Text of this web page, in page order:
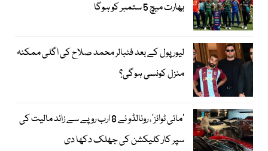
بھارت میچ 5 ستمبر کو ہوگا
لیور پول کے بعد فٹبالر محمد صلاح کی اگلی ممکنہ
منزل کونسی ہوگی؟
’مائی ٹوائز‘، رونالڈو نے 8 ارب روپے سے زائد مالیت کی
سپر کار کلیکشن کی جھلک دکھا دی